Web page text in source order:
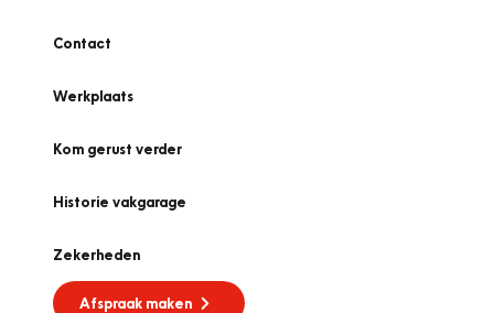
Contact
Werkplaats
Kom gerust verder
Historie vakgarage
Zekerheden
Afspraak maken